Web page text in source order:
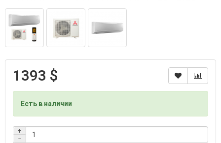
1393 $
Есть в наличии
+
−